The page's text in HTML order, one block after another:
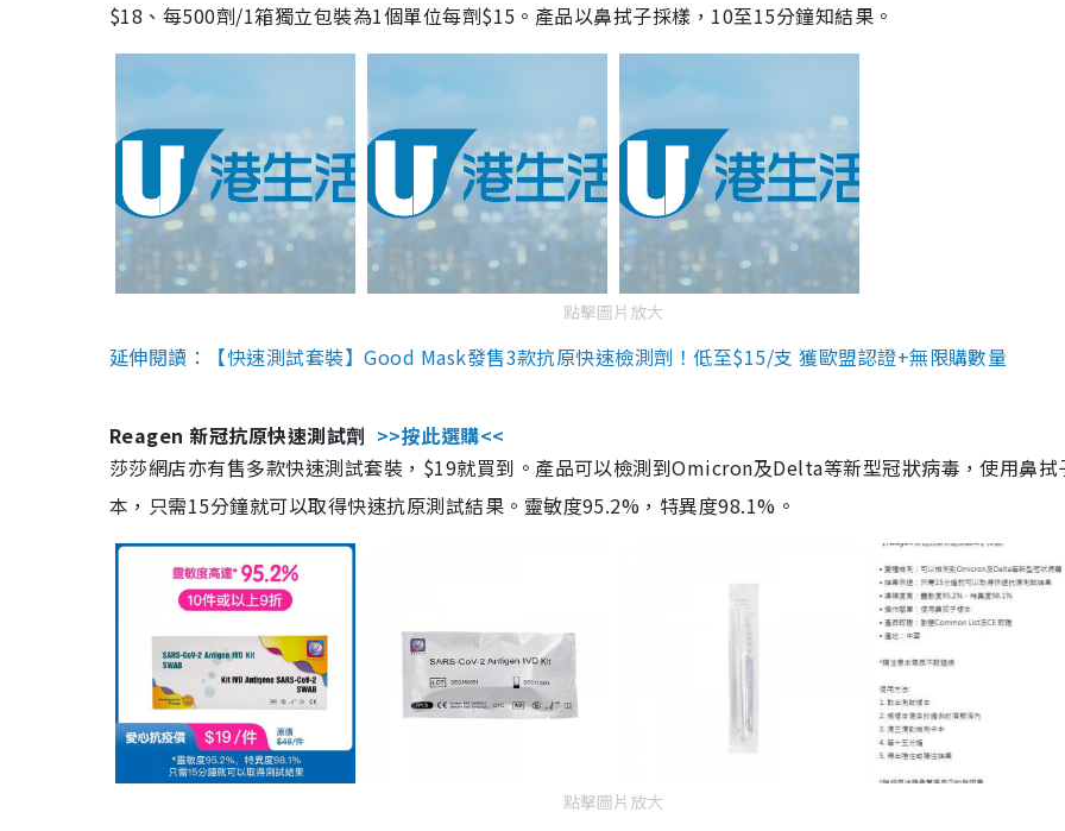
$18、每500劑/1箱獨立包裝為1個單位每劑$15。產品以鼻拭子採樣，10至15分鐘知結果。
點擊圖片放大
延伸閱讀：【快速測試套裝】Good Mask發售3款抗原快速檢測劑！低至$15/支 獲歐盟認證+無限購數量
Reagen 新冠抗原快速測試劑 >>按此選購<<
莎莎網店亦有售多款快速測試套裝，$19就買到。產品可以檢測到Omicron及Delta等新型冠狀病毒，使用鼻拭
本，只需15分鐘就可以取得快速抗原測試結果。靈敏度95.2%，特異度98.1%。
點擊圖片放大